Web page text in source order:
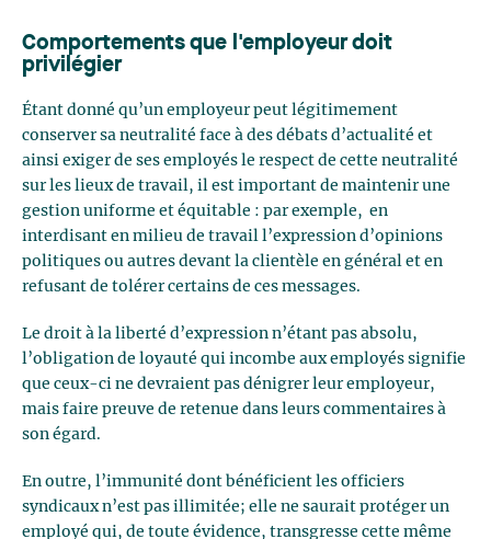
Comportements que l'employeur doit
privilégier
Étant donné qu’un employeur peut légitimement
conserver sa neutralité face à des débats d’actualité et
ainsi exiger de ses employés le respect de cette neutralité
sur les lieux de travail, il est important de maintenir une
gestion uniforme et équitable : par exemple, en
interdisant en milieu de travail l’expression d’opinions
politiques ou autres devant la clientèle en général et en
refusant de tolérer certains de ces messages.
Le droit à la liberté d’expression n’étant pas absolu,
l’obligation de loyauté qui incombe aux employés signifie
que ceux-ci ne devraient pas dénigrer leur employeur,
mais faire preuve de retenue dans leurs commentaires à
son égard.
En outre, l’immunité dont bénéficient les officiers
syndicaux n’est pas illimitée; elle ne saurait protéger un
employé qui, de toute évidence, transgresse cette même